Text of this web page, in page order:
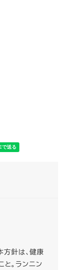
方針は、健康
。ランニン